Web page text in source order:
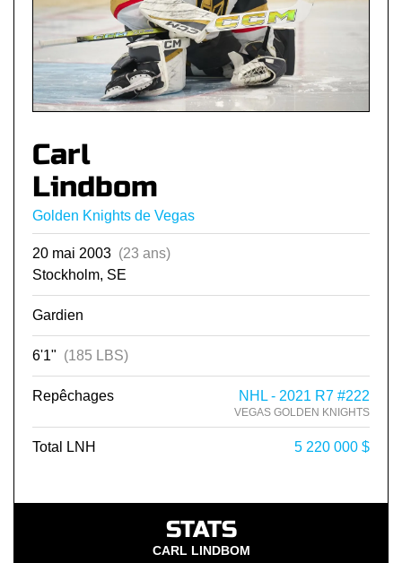
Carl
Lindbom
Golden Knights de Vegas
20 mai 2003 (23 ans)
Stockholm, SE
Gardien
6'1" (185 LBS)
Repêchages NHL - 2021 R7 #222
VEGAS GOLDEN KNIGHTS
Total LNH 5 220 000 $
STATS
CARL LINDBOM